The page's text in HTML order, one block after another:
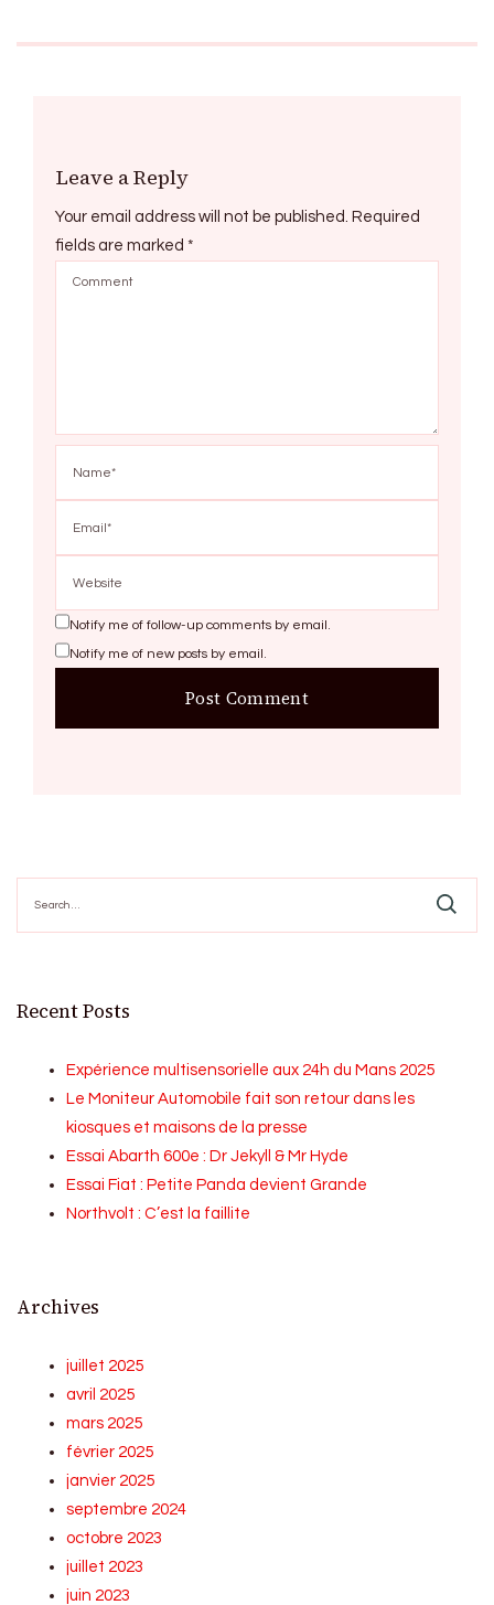
Leave a Reply
Your email address will not be published.
Required
fields are marked *
Notify me of follow-up comments by email.
Notify me of new posts by email.
for:
Recent Posts
Expérience multisensorielle aux 24h du Mans 2025
Le Moniteur Automobile fait son retour dans les
kiosques et maisons de la presse
Essai Abarth 600e : Dr Jekyll & Mr Hyde
Essai Fiat : Petite Panda devient Grande
Northvolt : C’est la faillite
Archives
juillet 2025
avril 2025
mars 2025
février 2025
janvier 2025
septembre 2024
octobre 2023
juillet 2023
juin 2023